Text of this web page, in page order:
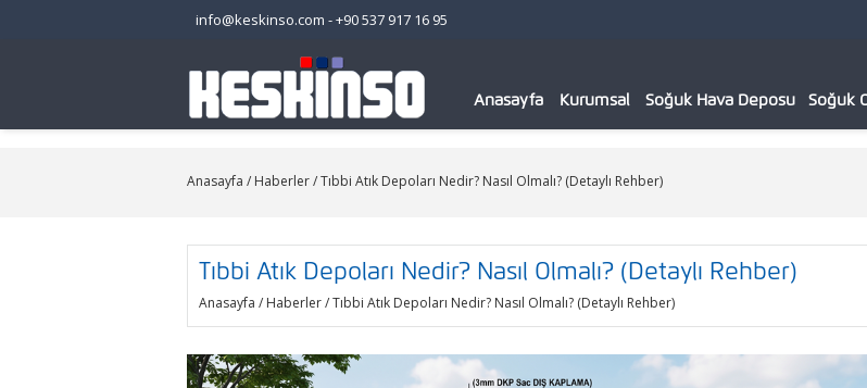
info@keskinso.com -+90 537 917 16 95
Anasayfa Kurumsal Soğuk Hava Deposu Soğuk
Anasayfa / Haberler/ Tıbbi Atık Depoları Nedir? Nasıl Olmalı? (Detaylı Rehber)
Tıbbi Atık Depoları Nedir? Nasıl Olmalı? (Detaylı Rehber)
Anasayfa / Haberler/ Tıbbi Atık Depoları Nedir? Nasıl Olmalı? (Detaylı Rehber)